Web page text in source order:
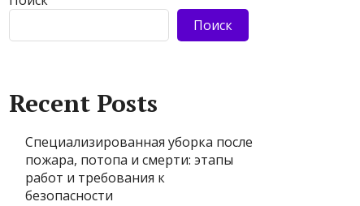
Поиск
Recent Posts
Специализированная уборка после
пожара, потопа и смерти: этапы
работ и требования к
безопасности